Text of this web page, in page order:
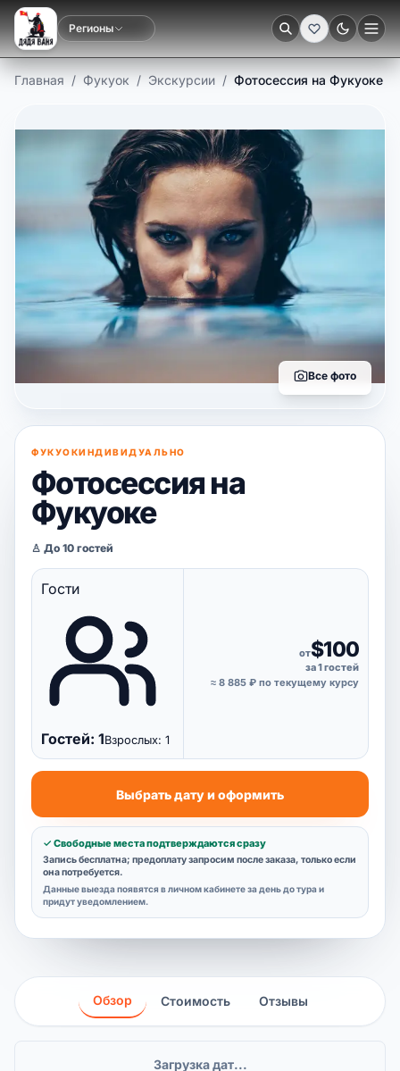
Регионы
Тёмная
Главная / Фукуок / Экскурсии / Фотосессия на Фукуоке
Все фото
ФУКУОКИНДИВИДУАЛЬНО
Фотосессия на
Фукуоке
♙ До 10 гостей
Гости
Гостей: 1Взрослых: 1
от$100
за 1 гостей
≈ 8 885 ₽ по текущему курсу
Выбрать дату и оформить
✓ Свободные места подтверждаются сразу
Запись бесплатна; предоплату запросим после заказа, только если
она потребуется.
Данные выезда появятся в личном кабинете за день до тура и
придут уведомлением.
Обзор Стоимость Отзывы
Загрузка дат...